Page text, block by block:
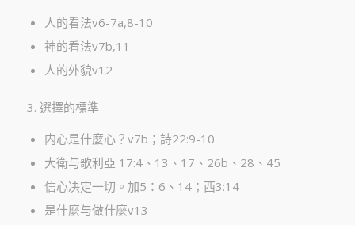
人的看法v6-7a,8-10
神的看法v7b,11
人的外貌v12
3. 選擇的標準
内心是什麼心？v7b；詩22:9-10
大衛与歌利亞 17:4、13、17、26b、28、45
信心决定一切。加5：6、14；西3:14
是什麼与做什麼v13